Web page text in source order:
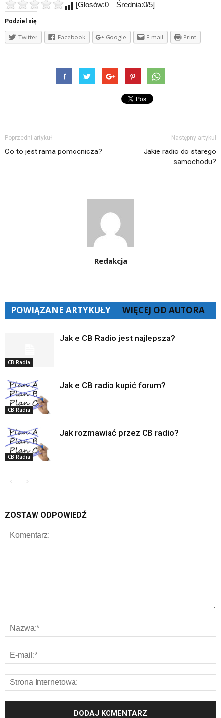
[Głosów:0 Średnia:0/5]
Podziel się:
Twitter Facebook Google E-mail Print
Poprzedni artykuł
Co to jest rama pomocnicza?
Następny artykuł
Jakie radio do starego
samochodu?
Redakcja
POWIĄZANE ARTYKUŁY WIĘCEJ OD AUTORA
CB Radia
Jakie CB Radio jest najlepsza?
CB Radia
Jakie CB radio kupić forum?
CB Radia
Jak rozmawiać przez CB radio?
ZOSTAW ODPOWIEDŹ